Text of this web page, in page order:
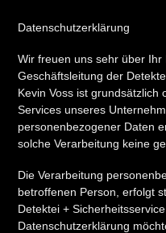
Datenschutzerklärung
Wir freuen uns sehr über
Geschäftsleitung der
Kevin Voss ist
Services unseres
personenbezogener Daten
solche Verarbeitung keine
Die Verarbeitung
betroffenen Person, erfolgt
Detektei +
Datenschutzerklärung